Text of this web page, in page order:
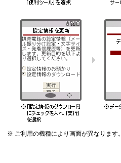
ご利用の機種により画面が異なります。